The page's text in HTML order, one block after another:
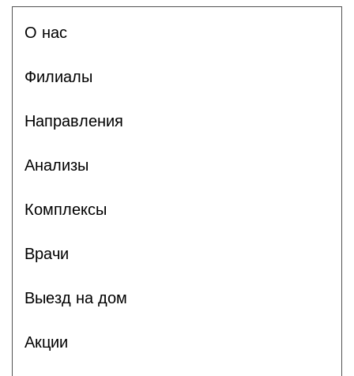
О нас
Филиалы
Направления
Анализы
Комплексы
Врачи
Выезд на дом
Акции